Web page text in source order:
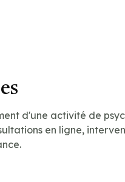
d'une activité de
en ligne,